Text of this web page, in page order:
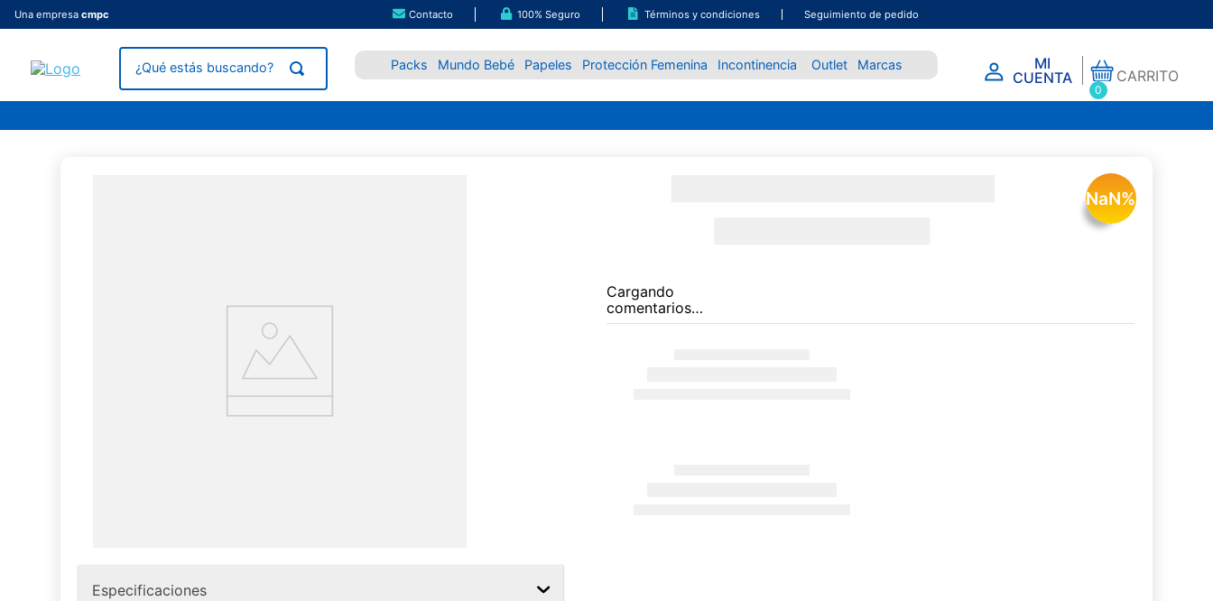
Una empresa cmpc Contacto 100% Seguro Términos y condiciones Seguimiento de pedido
Packs Mundo Bebé Papeles Protección Femenina Incontinencia Outlet Marcas
MI
CUENTA
0
CARRITO
Especificaciones
NaN%
Cargando
comentarios…